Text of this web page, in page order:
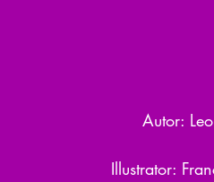
Autor:
Illustrator: